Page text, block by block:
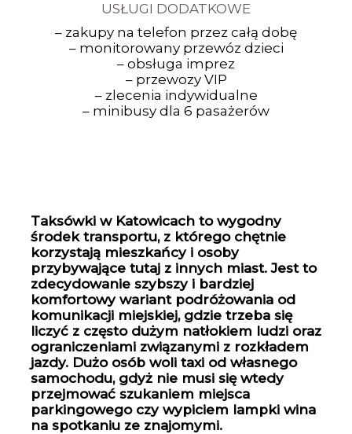
USŁUGI DODATKOWE
– zakupy na telefon przez całą dobę
– monitorowany przewóz dzieci
– obsługa imprez
– przewozy VIP
– zlecenia indywidualne
– minibusy dla 6 pasażerów
Taksówki w Katowicach to wygodny
środek transportu, z którego chętnie
korzystają mieszkańcy i osoby
przybywające tutaj z innych miast. Jest to
zdecydowanie szybszy i bardziej
komfortowy wariant podróżowania od
komunikacji miejskiej, gdzie trzeba się
liczyć z często dużym natłokiem ludzi oraz
ograniczeniami związanymi z rozkładem
jazdy. Dużo osób woli taxi od własnego
samochodu, gdyż nie musi się wtedy
przejmować szukaniem miejsca
parkingowego czy wypiciem lampki wina
na spotkaniu ze znajomymi.